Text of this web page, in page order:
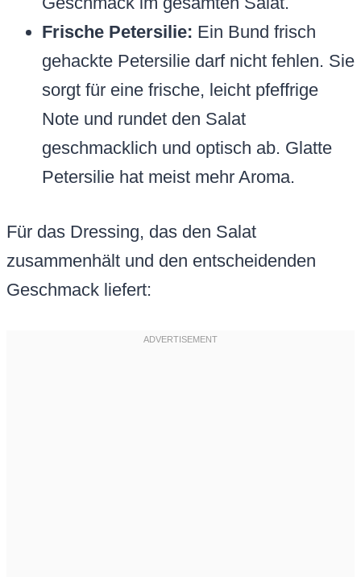
Frische Petersilie: Ein Bund frisch
gehackte Petersilie darf nicht fehlen. Sie
sorgt für eine frische, leicht pfeffrige
Note und rundet den Salat
geschmacklich und optisch ab. Glatte
Petersilie hat meist mehr Aroma.
Für das Dressing, das den Salat
zusammenhält und den entscheidenden
Geschmack liefert: